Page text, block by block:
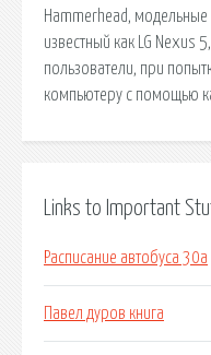
Hammerhead,
известный как LG Nexus
пользователи, при
компьютеру с помощью
Links to Important
Расписание автобуса 30а
Павел дуров книга